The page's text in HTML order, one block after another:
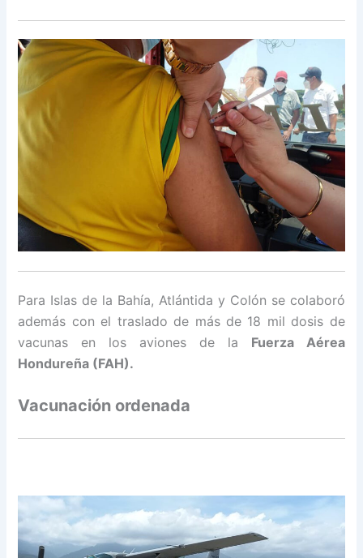
Para Islas de la Bahía, Atlántida y Colón se colaboró
además con el traslado de más de 18 mil dosis de
vacunas en los aviones de la Fuerza Aérea
Hondureña (FAH).
Vacunación ordenada